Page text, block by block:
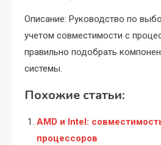
Описание: Руководство по
учетом совместимости с
правильно подобрать
системы.
Похожие статьи:
AMD и Intel:
процессоров